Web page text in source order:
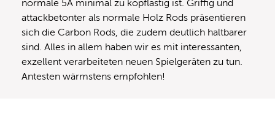
normale 5A minimal zu kopflastig ist. Griffig und
attackbetonter als normale Holz Rods präsentieren
sich die Carbon Rods, die zudem deutlich haltbarer
sind. Alles in allem haben wir es mit interessanten,
exzellent verarbeiteten neuen Spielgeräten zu tun.
Antesten wärmstens empfohlen!